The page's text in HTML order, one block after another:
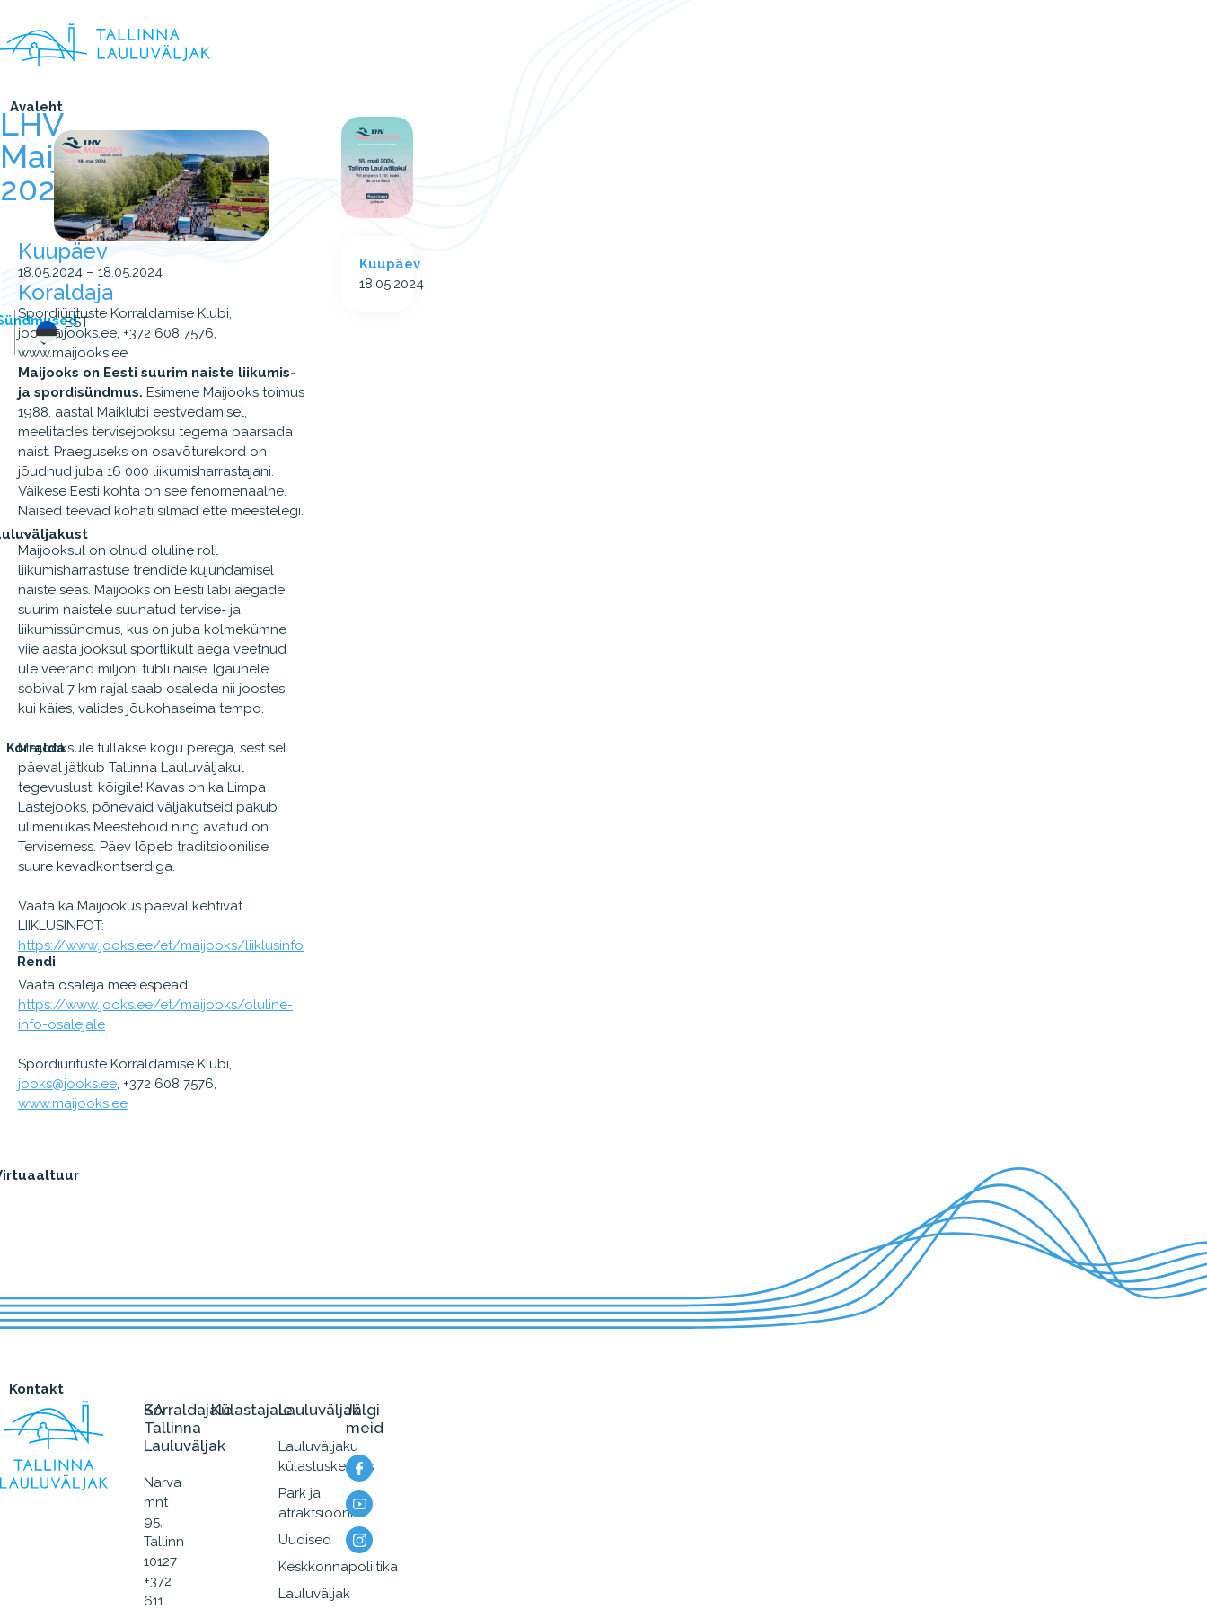
Avaleht
Korralda
Rendi
Kontakt
EST
LHV
Maijooks
2024
Kuupäev
18.05.2024 – 18.05.2024
Koraldaja
Spordiürituste Korraldamise Klubi,
jooks@jooks.ee, +372 608 7576,
www.maijooks.ee
Maijooks on Eesti suurim naiste liikumis-
ja spordisündmus. Esimene Maijooks toimus
1988. aastal Maiklubi eestvedamisel,
meelitades tervisejooksu tegema paarsada
naist. Praeguseks on osavõturekord on
jõudnud juba 16 000 liikumisharrastajani.
Väikese Eesti kohta on see fenomenaalne.
Naised teevad kohati silmad ette meestelegi.
Maijooksul on olnud oluline roll
liikumisharrastuse trendide kujundamisel
naiste seas. Maijooks on Eesti läbi aegade
suurim naistele suunatud tervise- ja
liikumissündmus, kus on juba kolmekümne
viie aasta jooksul sportlikult aega veetnud
üle veerand miljoni tubli naise. Igaühele
sobival 7 km rajal saab osaleda nii joostes
kui käies, valides jõukohaseima tempo.
Maijooksule tullakse kogu perega, sest sel
päeval jätkub Tallinna Lauluväljakul
tegevuslusti kõigile! Kavas on ka Limpa
Lastejooks, põnevaid väljakutseid pakub
ülimenukas Meestehoid ning avatud on
Tervisemess. Päev lõpeb traditsioonilise
suure kevadkontserdiga.
Vaata ka Maijookus päeval kehtivat
LIIKLUSINFOT:
https://www.jooks.ee/et/maijooks/liiklusinfo
Vaata osaleja meelespead:
https://www.jooks.ee/et/maijooks/oluline-
info-osalejale
Spordiürituste Korraldamise Klubi,
jooks@jooks.ee, +372 608 7576,
www.maijooks.ee
Kuupäev
18.05.2024
SA
Tallinna
Lauluväljak
Narva
mnt
95,
Tallinn
10127
+372
611
KorraldajaleKülastajaleLauluväljak
Lauluväljaku
külastuskeskus
Park ja
atraktsioonid
Uudised
Keskkonnapoliitika
Lauluväljak
Jälgi
meid